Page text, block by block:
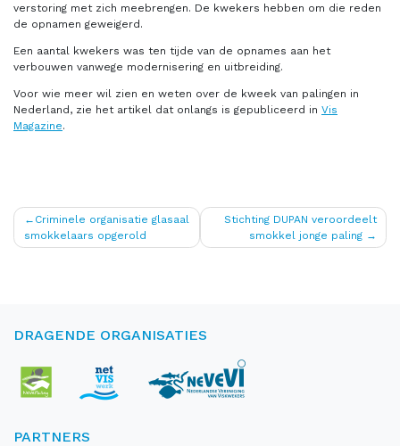
verstoring met zich meebrengen. De kwekers hebben om die reden
de opnamen geweigerd.
Een aantal kwekers was ten tijde van de opnames aan het
verbouwen vanwege modernisering en uitbreiding.
Voor wie meer wil zien en weten over de kweek van palingen in
Nederland, zie het artikel dat onlangs is gepubliceerd in Vis
Magazine.
Bericht
navigatie
Criminele organisatie glasaal
smokkelaars opgerold
Stichting DUPAN veroordeelt
smokkel jonge paling
DRAGENDE ORGANISATIES
PARTNERS